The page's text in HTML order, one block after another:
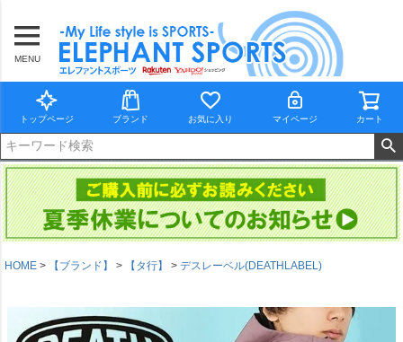
MENU
トップページ ブランド お気に入り マイページ カート
HOME 【ブランド】 【タ行】 デスレーベル(DEATHLABEL)